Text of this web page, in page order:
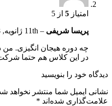
امتیاز 5 از 5
پریسا شریفی – 11th ژانویه, 2023
چه دوره هیجان انگیزی.
در این کلاس هم حتما
دیدگاه خود را بنویسید
نشانی ایمیل شما منتشر نخواهد
علامت‌گذاری شده‌اند *